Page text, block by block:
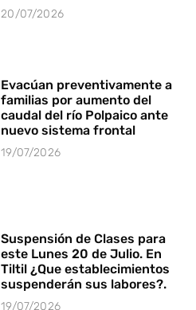
20/07/2026
Evacúan preventivamente a
familias por aumento del
caudal del río Polpaico ante
nuevo sistema frontal
19/07/2026
Suspensión de Clases para
este Lunes 20 de Julio. En
Tiltil ¿Que establecimientos
suspenderán sus labores?.
19/07/2026